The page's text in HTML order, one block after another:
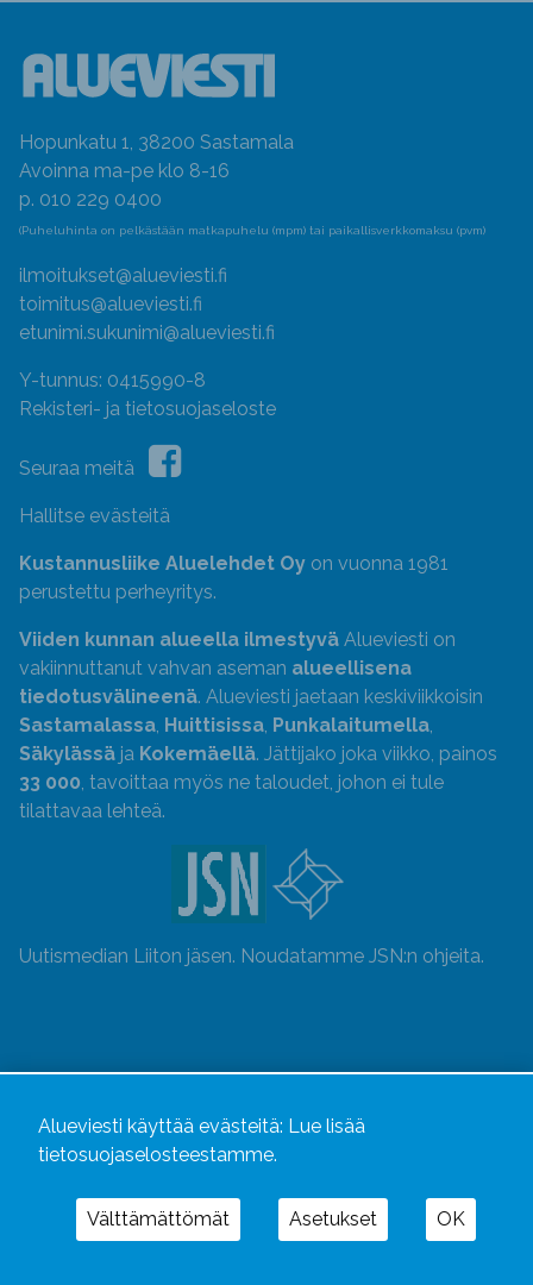
Hopunkatu 1, 38200 Sastamala
Avoinna ma-pe klo 8-16
p. 010 229 0400
(Puheluhinta on pelkästään matkapuhelu (mpm) tai paikallisverkkomaksu (pvm)
ilmoitukset@alueviesti.fi
toimitus@alueviesti.fi
etunimi.sukunimi@alueviesti.fi
Y-tunnus: 0415990-8
Rekisteri- ja tietosuojaseloste
Seuraa meitä
Hallitse evästeitä
Kustannusliike Aluelehdet Oy on vuonna 1981
perustettu perheyritys.
Viiden kunnan alueella ilmestyvä Alueviesti on
vakiinnuttanut vahvan aseman alueellisena
tiedotusvälineenä. Alueviesti jaetaan keskiviikkoisin
Sastamalassa, Huittisissa, Punkalaitumella,
Säkylässä ja Kokemäellä. Jättijako joka viikko, painos
33 000, tavoittaa myös ne taloudet, johon ei tule
tilattavaa lehteä.
Uutismedian Liiton jäsen. Noudatamme JSN:n ohjeita.
Alueviesti käyttää evästeitä: Lue lisää
tietosuojaselosteestamme.
Välttämättömät Asetukset OK